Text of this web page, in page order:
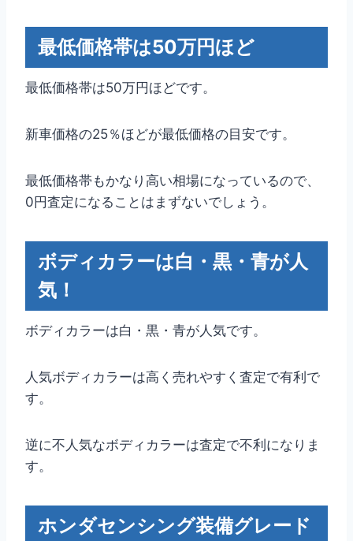
最低価格帯は50万円ほど
最低価格帯は50万円ほどです。
新車価格の25％ほどが最低価格の目安です。
最低価格帯もかなり高い相場になっているので、
0円査定になることはまずないでしょう。
ボディカラーは白・黒・青が人
気！
ボディカラーは白・黒・青が人気です。
人気ボディカラーは高く売れやすく査定で有利で
す。
逆に不人気なボディカラーは査定で不利になりま
す。
ホンダセンシング装備グレード